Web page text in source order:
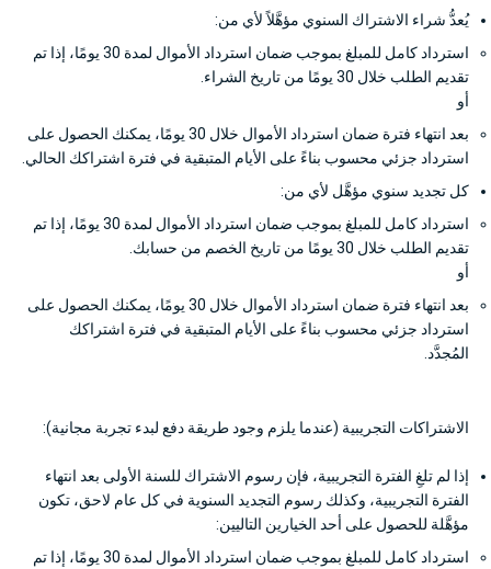
يُعدُّ شراء الاشتراك السنوي مؤهَّلاً لأي من:
استرداد كامل للمبلغ بموجب ضمان استرداد الأموال لمدة 30 يومًا، إذا تم
تقديم الطلب خلال 30 يومًا من تاريخ الشراء.
أو
بعد انتهاء فترة ضمان استرداد الأموال خلال 30 يومًا، يمكنك الحصول على
استرداد جزئي محسوب بناءً على الأيام المتبقية في فترة اشتراكك الحالي.
كل تجديد سنوي مؤهَّل لأي من:
استرداد كامل للمبلغ بموجب ضمان استرداد الأموال لمدة 30 يومًا، إذا تم
تقديم الطلب خلال 30 يومًا من تاريخ الخصم من حسابك.
أو
بعد انتهاء فترة ضمان استرداد الأموال خلال 30 يومًا، يمكنك الحصول على
استرداد جزئي محسوب بناءً على الأيام المتبقية في فترة اشتراكك
المُجدَّد.
الاشتراكات التجريبية (عندما يلزم وجود طريقة دفع لبدء تجربة مجانية):
إذا لم تلغِ الفترة التجريبية، فإن رسوم الاشتراك للسنة الأولى بعد انتهاء
الفترة التجريبية، وكذلك رسوم التجديد السنوية في كل عام لاحق، تكون
مؤهَّلة للحصول على أحد الخيارين التاليين:
استرداد كامل للمبلغ بموجب ضمان استرداد الأموال لمدة 30 يومًا، إذا تم